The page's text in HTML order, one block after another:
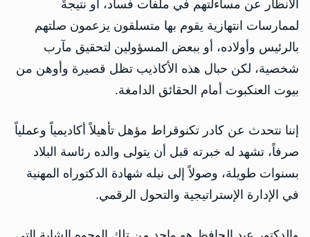
الأنظار عن مساءلتهم في ملفات فساد، أو نتيجةً
لممارسات انتهازية يقوم بها متسلقون يزعمون صلتهم
بالرئيس وأولاده، أو ببعض المسؤولين لتحقيق مآرب
شخصية، لكن حبال هذه الأكاذيب تظل قصيرة وأوهن من
بيوت العنكبوت أمام الحقائق الدامغة.
إننا نتحدث عن كادر تكنوقراط مؤهل تأهيلاً أكاديمياً وعملياً
صرفاً، تشهد له خبرته قبل أن يتولى والده رئاسة البلاد
بسنوات طويلة، وصولاً إلى نيله شهادة الدكتوراه المهنية
في الإدارة الإستراتيجية والتحول الرقمي.